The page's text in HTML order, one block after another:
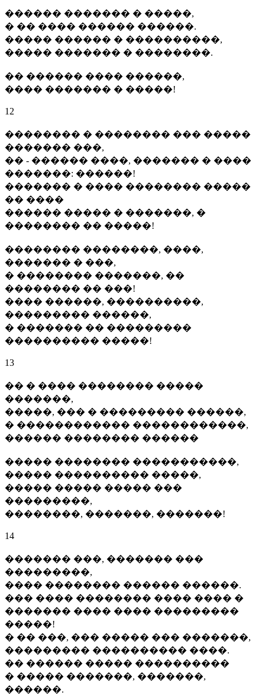
������ ������� � �����,
� �� ���� ������ ������.
����� ������ � ����������,
����� ������� � ��������.
�� ������ ���� ������,
���� ������� � �����!
12
�������� � �������� ��� �����
������� ���,
�� - ������ ����, ������� � ����
�������: ������!
������� � ���� �������� �����
�� ����
������ ����� � �������, �
�������� �� �����!
�������� ��������, ����,
������� � ���,
� �������� �������, ��
�������� �� ���!
���� ������, ����������,
��������� ������,
� ������� �� ���������
���������� �����!
13
�� � ���� �������� �����
�������,
�����, ��� � ��������� ������,
� ������������ ������������,
������ �������� ������
����� �������� �����������,
����� ���������� �����,
����� ����� ����� ���
���������,
��������, �������, �������!
14
������� ���, ������� ���
���������,
���� �������� ������ ������.
��� ���� �������� ���� ���� �
������� ���� ���� ���������
�����!
� �� ���, ��� ����� ��� �������,
��������� ���������� ����.
�� ������ ����� ����������
� ����� �������, �������,
������.